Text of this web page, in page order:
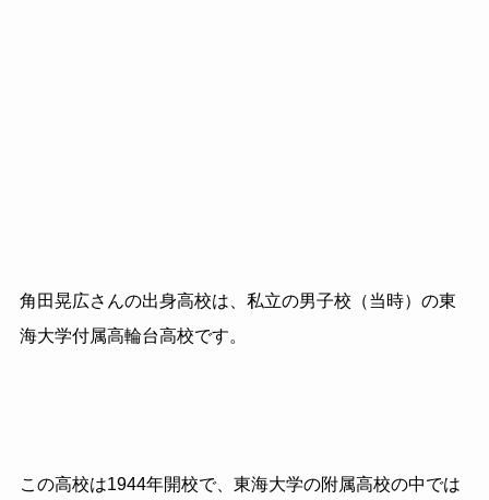
角田晃広さんの出身高校は、私立の男子校（当時）の東
海大学付属高輪台高校です。
この高校は1944年開校で、東海大学の附属高校の中では